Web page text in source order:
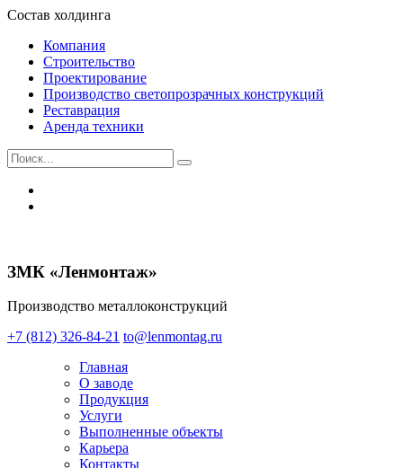
Состав холдинга
Компания
Строительство
Проектирование
Производство светопрозрачных конструкций
Реставрация
Аренда техники
ЗМК «Ленмонтаж»
Производство металлоконструкций
+7 (812) 326-84-21 to@lenmontag.ru
Главная
О заводе
Продукция
Услуги
Выполненные объекты
Карьера
Контакты